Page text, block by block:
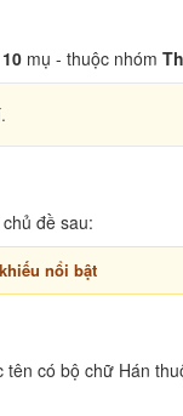
mụ - thuộc nhóm
đề sau:
nổi bật
tên có bộ chữ Hán